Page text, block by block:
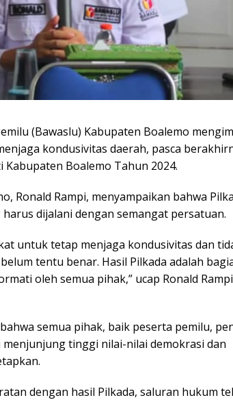
(Bawaslu) Kabupaten Boalemo
kondusivitas daerah, pasca
Boalemo Tahun 2024.
Ronald Rampi, menyampaikan bahwa
dijalani dengan semangat persatuan.
untuk tetap menjaga kondusivitas dan
tentu benar. Hasil Pilkada adalah
oleh semua pihak,” ucap Ronald
semua pihak, baik peserta pemilu,
tinggi nilai-nilai demokrasi dan
dengan hasil Pilkada, saluran hukum